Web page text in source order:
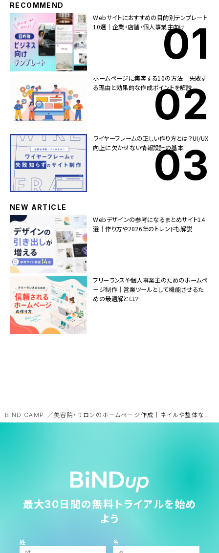
RECOMMEND
Webサイトにおすすめの目的別テンプレート
10選｜企業・店舗・個人事業主向け
ホームページに集客する10の方法｜失敗す
る理由と効果的な作成ポイントを解説
ワイヤーフレームの正しい作り方とは？UI/UX
向上に欠かせない情報設計の基本
NEW ARTICLE
Webデザインの参考になるまとめサイト14
選｜作り方や2026年のトレンドも解説
フリーランスや個人事業主のためのホームペ
ージ制作｜営業ツールとして機能させるた
めの最適解とは？
BiND CAMP
最大30日間の無料トライアルを始め
よう
姓 名